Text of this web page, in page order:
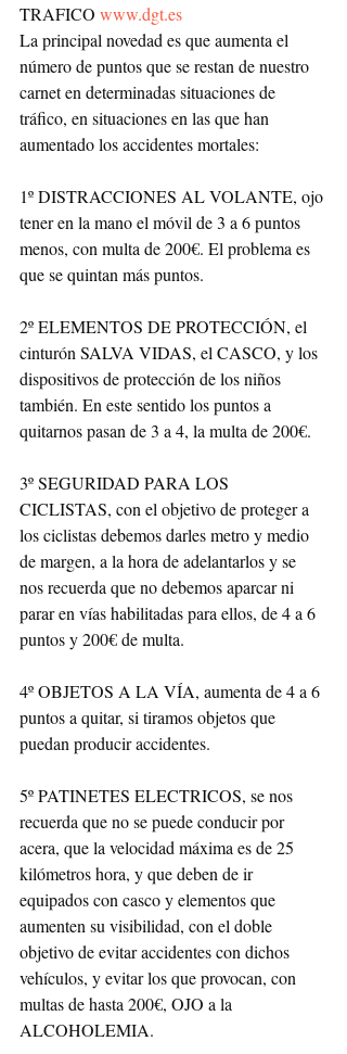
TRAFICO www.dgt.es
La principal novedad es que aumenta el
número de puntos que se restan de nuestro
carnet en determinadas situaciones de
tráfico, en situaciones en las que han
aumentado los accidentes mortales:
1º DISTRACCIONES AL VOLANTE, ojo
tener en la mano el móvil de 3 a 6 puntos
menos, con multa de 200€. El problema es
que se quintan más puntos.
2º ELEMENTOS DE PROTECCIÓN, el
cinturón SALVA VIDAS, el CASCO, y los
dispositivos de protección de los niños
también. En este sentido los puntos a
quitarnos pasan de 3 a 4, la multa de 200€.
3º SEGURIDAD PARA LOS
CICLISTAS, con el objetivo de proteger a
los ciclistas debemos darles metro y medio
de margen, a la hora de adelantarlos y se
nos recuerda que no debemos aparcar ni
parar en vías habilitadas para ellos, de 4 a 6
puntos y 200€ de multa.
4º OBJETOS A LA VÍA, aumenta de 4 a 6
puntos a quitar, si tiramos objetos que
puedan producir accidentes.
5º PATINETES ELECTRICOS, se nos
recuerda que no se puede conducir por
acera, que la velocidad máxima es de 25
kilómetros hora, y que deben de ir
equipados con casco y elementos que
aumenten su visibilidad, con el doble
objetivo de evitar accidentes con dichos
vehículos, y evitar los que provocan, con
multas de hasta 200€, OJO a la
ALCOHOLEMIA.